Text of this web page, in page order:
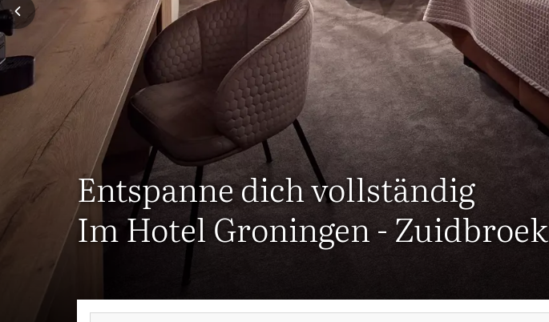
Entspanne dich vollständig
Im Hotel Groningen - Zuidbroek